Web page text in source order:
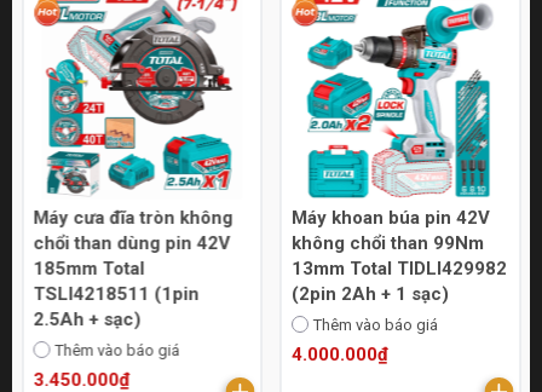
Máy khoan búa pin 42V
không chổi than 99Nm
13mm Total TIDLI429982
(2pin 2Ah + 1 sạc)
Thêm vào báo giá
4.000.000₫
Máy khoan búa 42V
không chổi than 69Nm
13mm Total TIDLI426981
(1pin 2Ah + 1 sạc)
Thêm vào báo giá
2.620.000₫